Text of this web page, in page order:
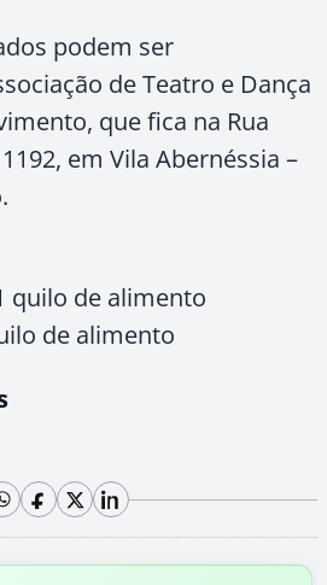
podem ser
de Teatro e Dança
que fica na Rua
em Vila Abernéssia –
quilo de alimento
de alimento